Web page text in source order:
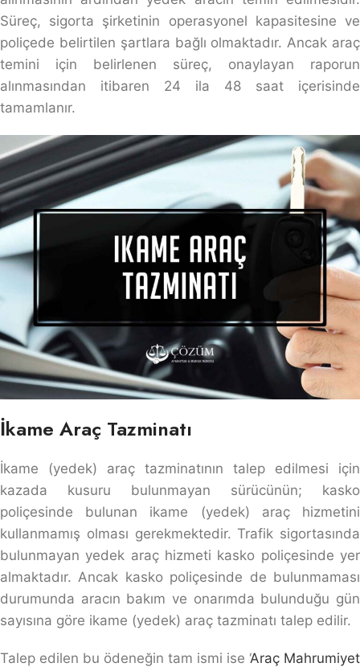
Süreç, sigorta şirketinin operasyonel kapasitesine ve
poliçede belirtilen şartlara bağlı olmaktadır. Ancak araç
temini için belirlenen süreç, onaylayan raporun
alınmasından itibaren 24 ila 48 saat içerisinde
tamamlanır.
İkame Araç Tazminatı
İkame (yedek) araç tazminatının talep edilmesi için
kazada kusuru bulunmayan sürücünün; kasko
poliçesinde bulunan ikame (yedek) araç hizmetini
kullanmamış olması gerekmektedir. Trafik sigortasında
bulunmayan yedek araç hizmeti kasko poliçesinde yer
almaktadır. Ancak kasko poliçesinde de bulunmaması
durumunda aracın bakım ve onarımda bulunduğu gün
sayısına göre ikame (yedek) araç tazminatı talep edilir.
Talep edilen bu ödeneğin tam ismi ise ‘ Araç Mahrumiyet